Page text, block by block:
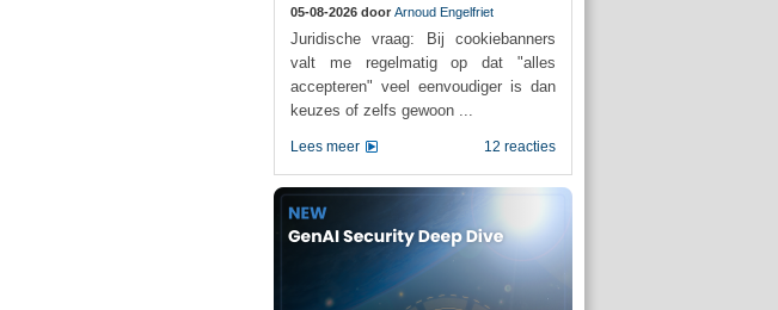
05-08-2026 door Arnoud Engelfriet
Juridische vraag: Bij cookiebanners
valt me regelmatig op dat "alles
accepteren" veel eenvoudiger is dan
keuzes of zelfs gewoon ...
12 reacties
Lees meer